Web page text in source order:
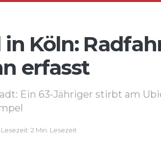
Köln:
erfasst
Ein 63-Jähriger stirbt am
Lesezeit: 2 Min. Lesezeit